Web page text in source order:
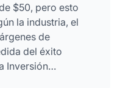
$50, pero esto
la industria, el
de
del éxito
Inversión